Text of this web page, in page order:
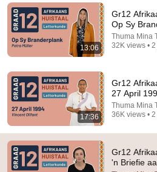
Gr12 Afrikaans: Huistaal
Kobus Grobler
Thuma Mina Teaching • 67K views
13:06
Gr12
Op Sy
Thuma Mina
32K views •
17:36
Gr12
27 April
Thuma Mina
36K views •
Gr12
'n Briefie